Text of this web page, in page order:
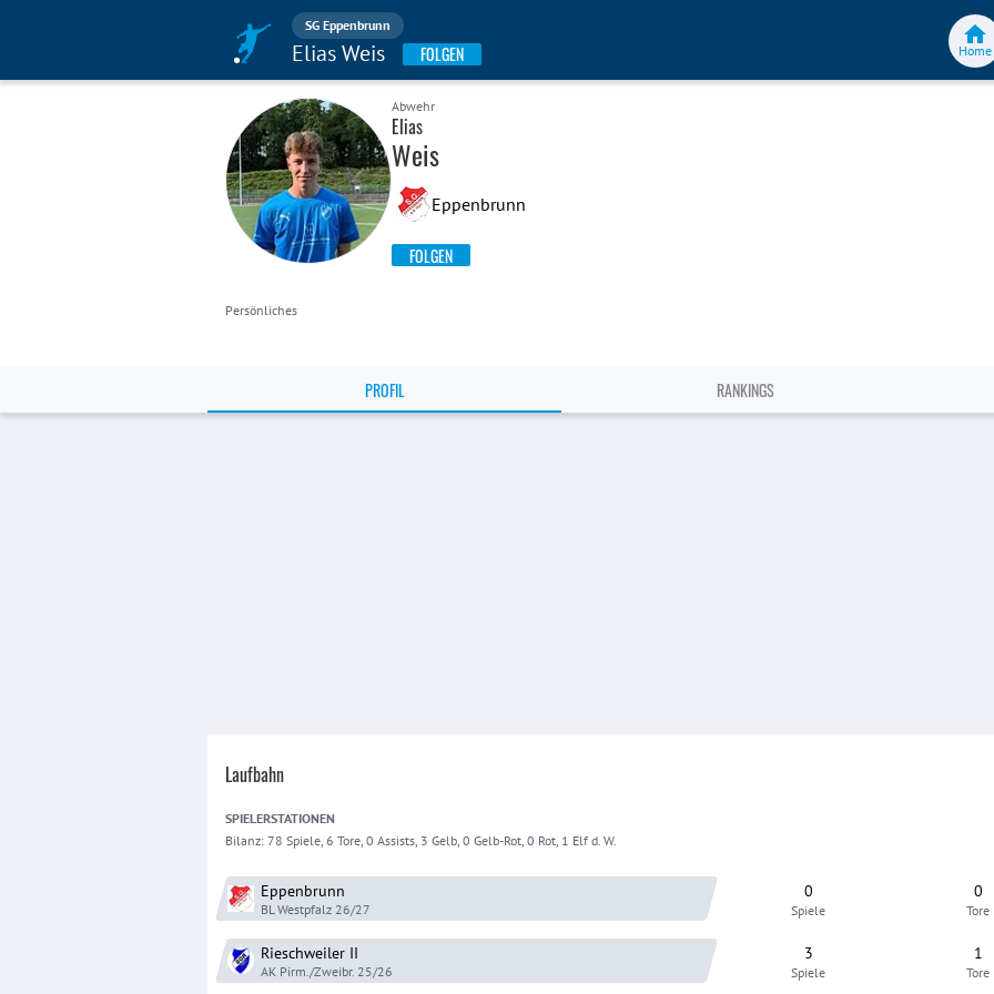
SG Eppenbrunn
Elias Weis FOLGEN Home
Abwehr
Elias
Weis
Eppenbrunn
FOLGEN
Persönliches
PROFIL RANKINGS
Laufbahn
SPIELERSTATIONEN
Bilanz: 78 Spiele, 6 Tore, 0 Assists, 3 Gelb, 0 Gelb-Rot, 0 Rot, 1 Elf d. W.
Eppenbrunn
BL Westpfalz 26/27
0
Spiele
0
Tore
Rieschweiler II
AK Pirm./Zweibr. 25/26
3
Spiele
1
Tore